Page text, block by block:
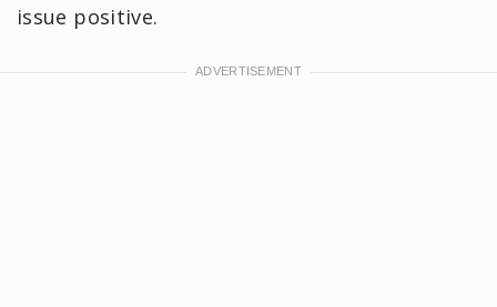
issue positive.